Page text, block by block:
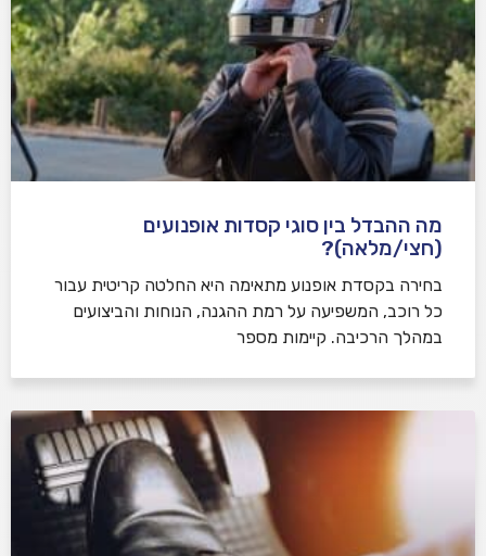
מה ההבדל בין סוגי קסדות אופנועים
(חצי/מלאה)?
בחירה בקסדת אופנוע מתאימה היא החלטה קריטית עבור
כל רוכב, המשפיעה על רמת ההגנה, הנוחות והביצועים
במהלך הרכיבה. קיימות מספר